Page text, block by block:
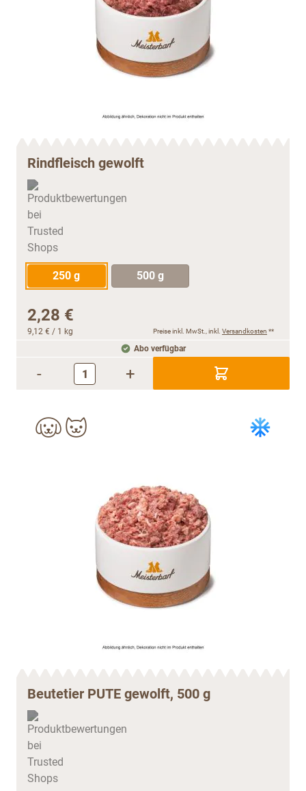
Rindfleisch gewolft
250 g 500 g
2,28 €
9,12 € / 1 kg Preise inkl. MwSt., inkl. Versandkosten **
Abo verfügbar
- +
Beutetier PUTE gewolft, 500 g